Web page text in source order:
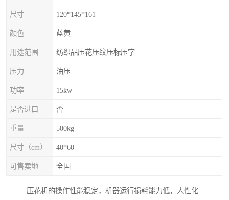
尺寸 120*145*161
颜色 蓝黄
用途范围 纺织品压花压纹压标压字
压力 油压
功率 15kw
是否进口 否
重量 500kg
尺寸（cm） 40*60
可售卖地 全国
压花机的操作性能稳定，机器运行损耗能力低，人性化